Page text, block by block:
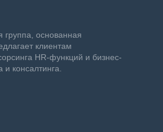
основанная
клиентам
HR-функций и бизнес-
и консалтинга.